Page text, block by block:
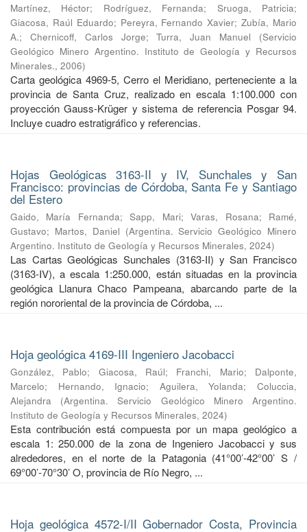
Martínez, Héctor; Rodríguez, Fernanda; Sruoga, Patricia;
Giacosa, Raúl Eduardo; Pereyra, Fernando Xavier;Zubía, Mario
A.; Chernicoff, Carlos Jorge;Turra, Juan Manuel (Servicio
Geológico Minero Argentino. Instituto de Geología y Recursos
Minerales., 2006)
Carta geológica 4969-5, Cerro el Meridiano, perteneciente a la
provincia de Santa Cruz, realizado en escala 1:100.000 con
proyección Gauss-Krüger y sistema de referencia Posgar 94.
Incluye cuadro estratigráfico y referencias.
Hojas Geológicas 3163-II y IV, Sunchales y San
Francisco: provincias de Córdoba, Santa Fe y Santiago
del Estero
Gaido, María Fernanda;Sapp, Mari;Varas, Rosana; Ramé,
Gustavo; Martos, Daniel (Argentina. Servicio Geológico Minero
Argentino. Instituto de Geología y Recursos Minerales, 2024)
Las Cartas Geológicas Sunchales (3163-II) y San Francisco
(3163-IV), a escala 1:250.000, están situadas en la provincia
geológica Llanura Chaco Pampeana, abarcando parte de la
región nororiental de la provincia de Córdoba, ...
Hoja geológica 4169-III Ingeniero Jacobacci
González, Pablo; Giacosa, Raúl; Franchi, Mario; Dalponte,
Marcelo; Hernando, Ignacio; Aguilera, Yolanda;Coluccia,
Alejandra
(Argentina. Servicio Geológico Minero Argentino.
Instituto de Geología y Recursos Minerales, 2024)
Esta contribución está compuesta por un mapa geológico a
escala 1: 250.000 de la zona de Ingeniero Jacobacci y sus
alrededores, en el norte de la Patagonia (41°00’-42°00’ S /
69°00’-70°30’ O, provincia de Río Negro, ...
Hoja geológica 4572-I/II Gobernador Costa, Provincia